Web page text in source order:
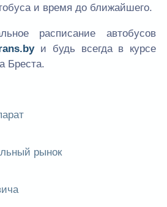
и время до ближайшего.
расписание автобусов
и будь всегда в курсе
Бреста.
рынок